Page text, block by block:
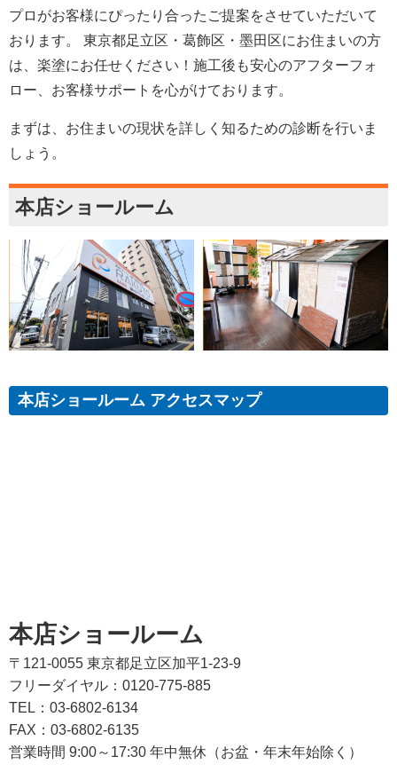
プロがお客様にぴったり合ったご提案をさせていただいて
おります。 東京都足立区・葛飾区・墨田区にお住まいの方
は、楽塗にお任せください！施工後も安心のアフターフォ
ロー、お客様サポートを心がけております。
まずは、お住まいの現状を詳しく知るための診断を行いま
しょう。
本店ショールーム
本店ショールーム アクセスマップ
本店ショールーム
〒121-0055 東京都足立区加平1-23-9
フリーダイヤル：0120-775-885
TEL：03-6802-6134
FAX：03-6802-6135
営業時間 9:00～17:30 年中無休（お盆・年末年始除く）